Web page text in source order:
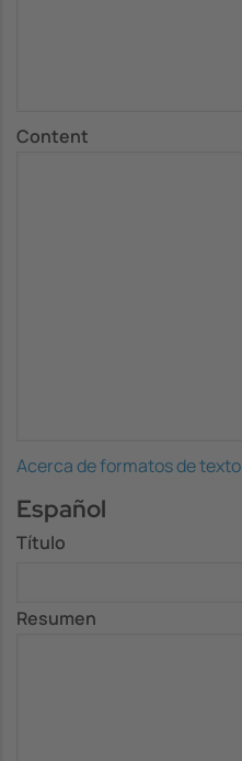
Content
Acerca de formatos de texto
Español
Título
Resumen